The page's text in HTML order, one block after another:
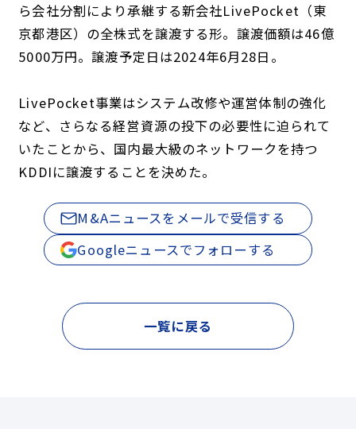
ら会社分割により承継する新会社LivePocket（東
京都港区）の全株式を譲渡する形。譲渡価額は46億
5000万円。譲渡予定日は2024年6月28日。
LivePocket事業はシステム改修や運営体制の強化
など、さらなる経営資源の投下の必要性に迫られて
いたことから、国内最大級のネットワークを持つ
KDDIに譲渡することを決めた。
M&Aニュースをメールで受信する
Googleニュースでフォローする
一覧に戻る